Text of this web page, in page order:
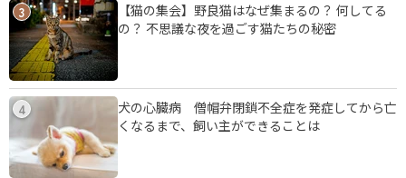
3
【猫の集会】野良猫はなぜ集まるの？ 何してる
の？ 不思議な夜を過ごす猫たちの秘密
4
犬の心臓病 僧帽弁閉鎖不全症を発症してから亡
くなるまで、飼い主ができることは